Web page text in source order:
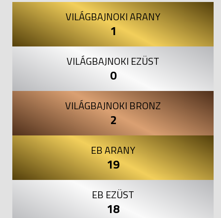
VILÁGBAJNOKI ARANY
1
VILÁGBAJNOKI EZÜST
0
VILÁGBAJNOKI BRONZ
2
EB ARANY
19
EB EZÜST
18